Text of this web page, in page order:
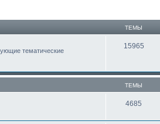
ТЕМЫ
тематические
15965
ТЕМЫ
4685